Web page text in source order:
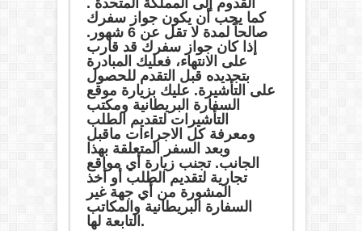
القدوم إلى المملكة المتحدة .
كما يجب أن يكون جواز سفرك
صالحاً لمدة لا تقل عن 6 شهور.
إذا كان جواز سفرك قد قارب
على الانتهاء، فعليك المبادرة
بتجديده قبل التقدم للحصول
على التأشيرة. عليك بزيارة موقع
السفارة البريطانية ومكتب
التأشيرات لتقديم الطلب
ومعرفة كل الاجراءات ماقبل
وبعد السفر المتعلقة بهذا
الجانب. تجنب زيارة أي مواقع
تجارية لتقديم الطلب أو أخذ
المشورة من أي جهة غير
السفارة البريطانية والمكاتب
التابعة لها.